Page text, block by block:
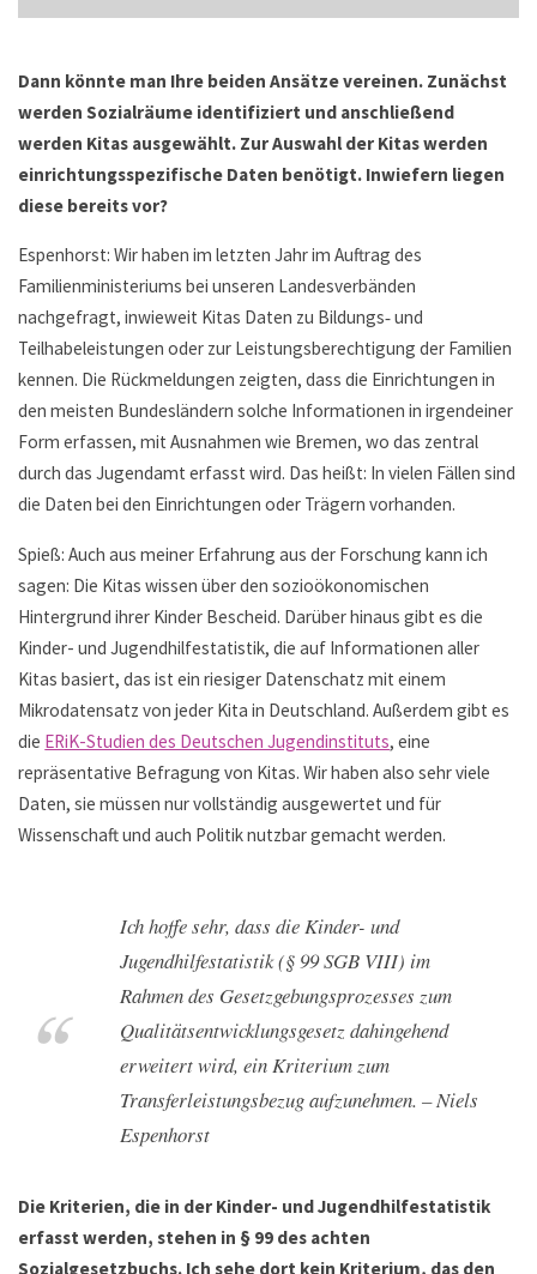
Dann könnte man Ihre beiden Ansätze vereinen. Zunächst
werden Sozialräume identifiziert und anschließend
werden Kitas ausgewählt. Zur Auswahl der Kitas werden
einrichtungsspezifische Daten benötigt. Inwiefern liegen
diese bereits vor?
Espenhorst: Wir haben im letzten Jahr im Auftrag des
Familienministeriums bei unseren Landesverbänden
nachgefragt, inwieweit Kitas Daten zu Bildungs‑ und
Teilhabeleistungen oder zur Leistungsberechtigung der Familien
kennen. Die Rückmeldungen zeigten, dass die Einrichtungen in
den meisten Bundesländern solche Informationen in irgendeiner
Form erfassen, mit Ausnahmen wie Bremen, wo das zentral
durch das Jugendamt erfasst wird. Das heißt: In vielen Fällen sind
die Daten bei den Einrichtungen oder Trägern vorhanden.
Spieß: Auch aus meiner Erfahrung aus der Forschung kann ich
sagen: Die Kitas wissen über den sozioökonomischen
Hintergrund ihrer Kinder Bescheid. Darüber hinaus gibt es die
Kinder- und Jugendhilfestatistik, die auf Informationen aller
Kitas basiert, das ist ein riesiger Datenschatz mit einem
Mikrodatensatz von jeder Kita in Deutschland. Außerdem gibt es
die ERiK-Studien des Deutschen Jugendinstituts, eine
repräsentative Befragung von Kitas. Wir haben also sehr viele
Daten, sie müssen nur vollständig ausgewertet und für
Wissenschaft und auch Politik nutzbar gemacht werden.
Ich hoffe sehr, dass die Kinder- und
Jugendhilfestatistik (§ 99 SGB VIII) im
Rahmen des Gesetzgebungsprozesses zum
Qualitätsentwicklungsgesetz dahingehend
erweitert wird, ein Kriterium zum
Transferleistungsbezug aufzunehmen. – Niels
Espenhorst
Die Kriterien, die in der Kinder- und Jugendhilfestatistik
erfasst werden, stehen in § 99 des achten
Sozialgesetzbuchs. Ich sehe dort kein Kriterium, das den